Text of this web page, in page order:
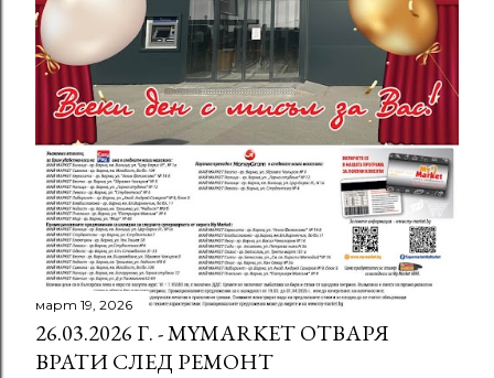
март 19, 2026
26.03.2026 Г. - MYMARKET ОТВАРЯ
ВРАТИ СЛЕД РЕМОНТ